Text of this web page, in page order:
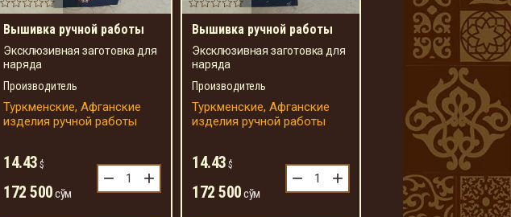
Вышивка ручной работы
Эксклюзивная заготовка для
наряда
Производитель
Туркменские, Афганские
изделия ручной работы
14.43 $
172 500сўм
− +
Вышивка ручной работы
Эксклюзивная заготовка для
наряда
Производитель
Туркменские, Афганские
изделия ручной работы
14.43 $
172 500сўм
− +